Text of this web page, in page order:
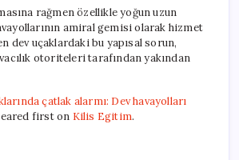
rağmen özellikle yoğun uzun
amiral gemisi olarak hizmet
dev uçaklardaki bu yapısal sorun,
otoriteleri tarafından yakından
çatlak alarmı: Dev havayolları
first on Kilis Egitim.